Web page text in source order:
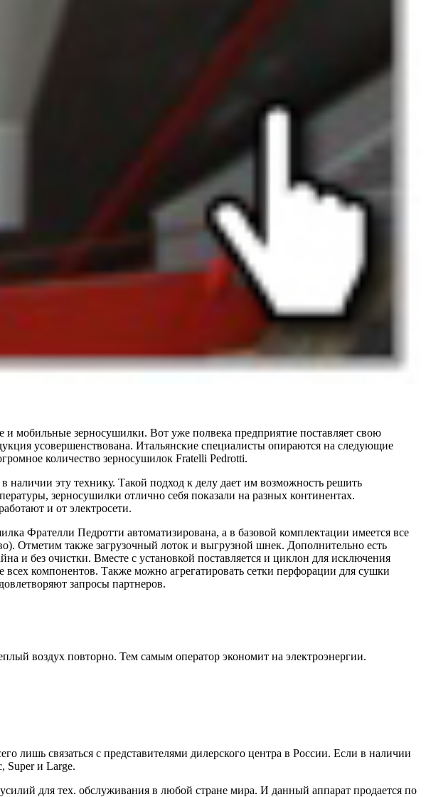
и мобильные зерносушилки. Вот уже полвека предприятие поставляет свою
усовершенствована. Итальянские специалисты опираются на следующие
количество зерносушилок Fratelli Pedrotti.
эту технику. Такой подход к делу дает им возможность решить
зерносушилки отлично себя показали на разных континентах.
и от электросети.
Фрателли Педротти автоматизирована, а в базовой комплектации имеется все
Отметим также загрузочный лоток и выгрузной шнек. Дополнительно есть
и без очистки. Вместе с установкой поставляется и циклон для исключения
компонентов. Также можно агрегатировать сетки перфорации для сушки
запросы партнеров.
воздух повторно. Тем самым оператор экономит на электроэнергии.
лишь связаться с представителями дилерского центра в России. Если в наличии
Super и Large.
для тех. обслуживания в любой стране мира. И данный аппарат продается по